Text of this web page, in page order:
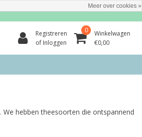
Registreren
of Inloggen
0
Winkelwagen
€0,00
hebben theesoorten die ontspannend
Meer over cookies »